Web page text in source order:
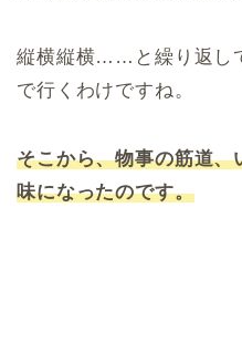
縦横縦横……と繰り返し
で行くわけですね。
そこから、物事の筋道、
味になったのです。